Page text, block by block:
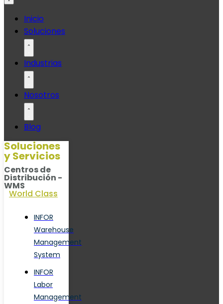
contenido
Inicio
Soluciones
Industrias
Nosotros
Blog
Soluciones
y Servicios
Centros de
Distribución -
WMS
World Class
INFOR
Warehouse
Management
System
INFOR
Labor
Management